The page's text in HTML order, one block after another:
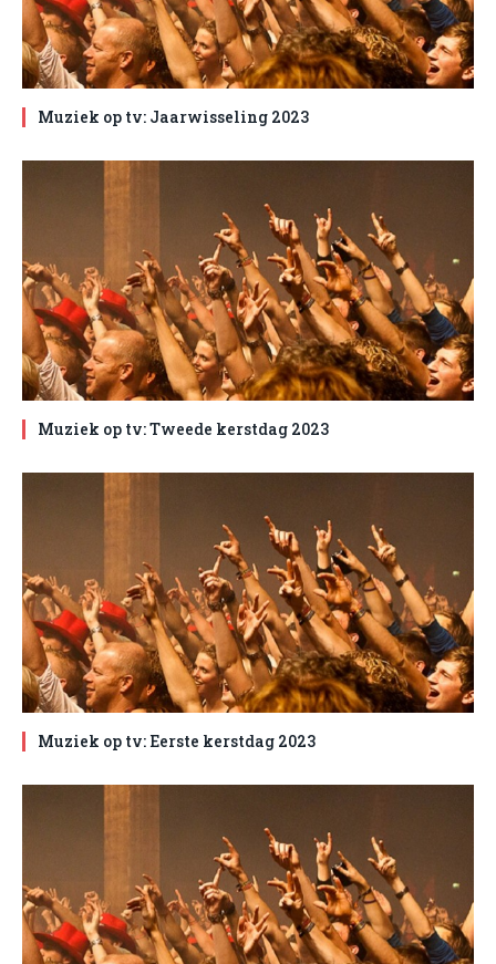
Muziek op tv: Jaarwisseling 2023
Muziek op tv: Tweede kerstdag 2023
Muziek op tv: Eerste kerstdag 2023